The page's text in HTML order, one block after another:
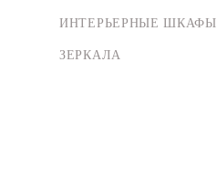
ИНТЕРЬЕРНЫЕ ШКАФЫ
ЗЕРКАЛА